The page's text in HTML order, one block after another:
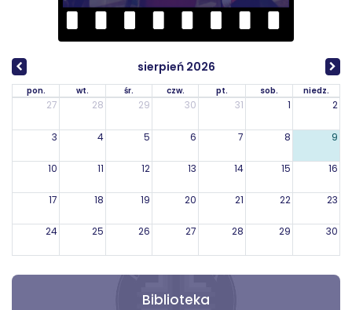
sierpień 2026
pon. wt. śr. czw. pt. sob. niedz.
27 28 29 30 31 1 2
3 4 5 6 7 8 9
10 11 12 13 14 15 16
17 18 19 20 21 22 23
24 25 26 27 28 29 30
Biblioteka